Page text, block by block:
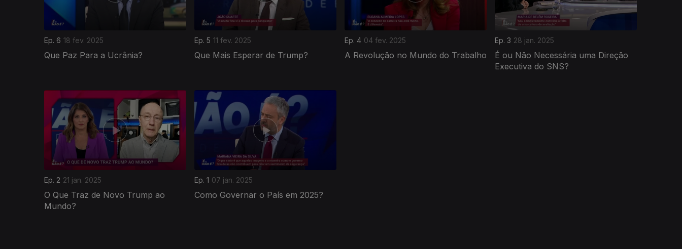
Ep. 6 18 fev. 2025
Que Paz Para a Ucrânia?
Ep. 5 11 fev. 2025
Que Mais Esperar de Trump?
Ep. 4 04 fev. 2025
A Revolução no Mundo do Trabalho
Ep. 3 28 jan. 2025
É ou Não Necessária uma Direção
Executiva do SNS?
Ep. 2 21 jan. 2025
O Que Traz de Novo Trump ao
Mundo?
Ep. 1 07 jan. 2025
Como Governar o País em 2025?